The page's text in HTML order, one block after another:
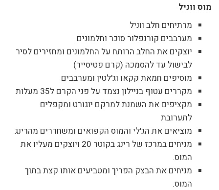
מוס ווניל
מרתיחים חלב ווניל
מערבבים קורנפלור סוכר וחלמונים
יוצקים את החלב הרותח על החלמונים ומחזירים לסיר
לבישול עד להסמכה (קרם פטיסייר)
מוסיפים חמאת קקאו וג'לטין ומערבבים
מקררים עטוף בניילון נצמד על פני הקרם ל35 מעלות
מקציפים את השמנת למרקם יוגורט ומקפלים
לתערובת
מוציאים את הג'לי והמוס הקפואים ומשחררים מהרינג
מניחים במרכז של רינג בקוטר 20 ויוצקים מעליו את
המוס.
מניחים את הבצק הפריך ומטביעים אותו קצת בתוך
המוס.